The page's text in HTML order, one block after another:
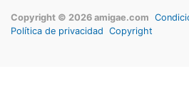
Copyright © 2026 amigae.com
Política de privacidad Copyright